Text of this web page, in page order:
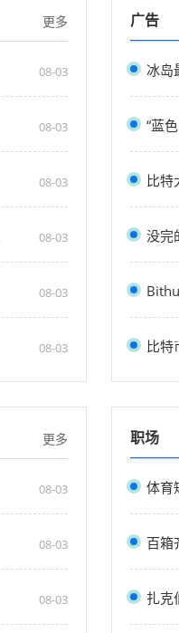
更多
08-03
08-03
08-03
08-03
08-03
08-03
广告
更多
08-03
08-03
08-03
职场
百箱